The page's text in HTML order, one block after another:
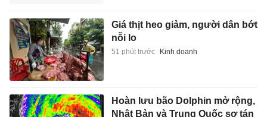
Giá thịt heo giảm, người dân bớt
nỗi lo
51 phút trước Kinh doanh
Hoàn lưu bão Dolphin mở rộng,
Nhật Bản và Trung Quốc sơ tán